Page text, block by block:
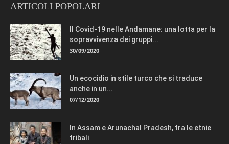
ARTICOLI POPOLARI
Il Covid-19 nelle Andamane: una lotta per la
sopravvivenza dei gruppi...
30/09/2020
Un ecocidio in stile turco che si traduce
anche in un...
07/12/2020
In Assam e Arunachal Pradesh, tra le etnie
tribali